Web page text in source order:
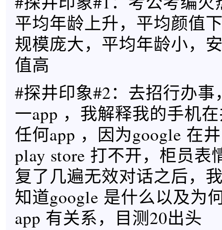
平均年龄上升，平均颜值
规模庞大，平均年龄小，
值高 ​​​
#探井印象#2：去招行办
一app ，我解释我的手机
任何app ，因为google 在
play store 打不开，柜员表
复了几遍无效对话之后，
知道google 是什么以及为
app 有关系，目测20出头 ​​​